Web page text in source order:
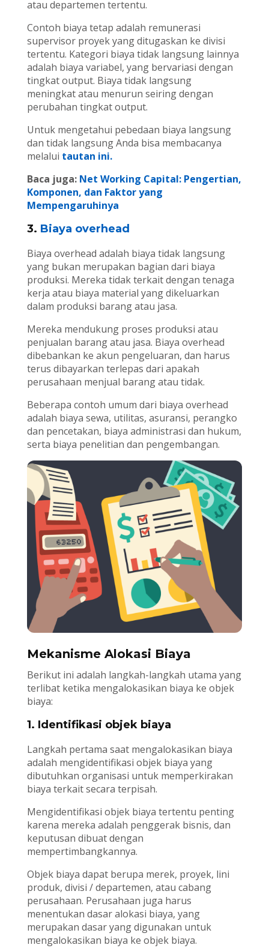
atau departemen tertentu.
Contoh biaya tetap adalah remunerasi
supervisor proyek yang ditugaskan ke divisi
tertentu. Kategori biaya tidak langsung lainnya
adalah biaya variabel, yang bervariasi dengan
tingkat output. Biaya tidak langsung
meningkat atau menurun seiring dengan
perubahan tingkat output.
Untuk mengetahui pebedaan biaya langsung
dan tidak langsung Anda bisa membacanya
melalui tautan ini.
Baca juga: Net Working Capital: Pengertian,
Komponen, dan Faktor yang
Mempengaruhinya
3. Biaya overhead
Biaya overhead adalah biaya tidak langsung
yang bukan merupakan bagian dari biaya
produksi. Mereka tidak terkait dengan tenaga
kerja atau biaya material yang dikeluarkan
dalam produksi barang atau jasa.
Mereka mendukung proses produksi atau
penjualan barang atau jasa. Biaya overhead
dibebankan ke akun pengeluaran, dan harus
terus dibayarkan terlepas dari apakah
perusahaan menjual barang atau tidak.
Beberapa contoh umum dari biaya overhead
adalah biaya sewa, utilitas, asuransi, perangko
dan pencetakan, biaya administrasi dan hukum,
serta biaya penelitian dan pengembangan.
Mekanisme Alokasi Biaya
Berikut ini adalah langkah-langkah utama yang
terlibat ketika mengalokasikan biaya ke objek
biaya:
1. Identifikasi objek biaya
Langkah pertama saat mengalokasikan biaya
adalah mengidentifikasi objek biaya yang
dibutuhkan organisasi untuk memperkirakan
biaya terkait secara terpisah.
Mengidentifikasi objek biaya tertentu penting
karena mereka adalah penggerak bisnis, dan
keputusan dibuat dengan
mempertimbangkannya.
Objek biaya dapat berupa merek, proyek, lini
produk, divisi / departemen, atau cabang
perusahaan. Perusahaan juga harus
menentukan dasar alokasi biaya, yang
merupakan dasar yang digunakan untuk
mengalokasikan biaya ke objek biaya.